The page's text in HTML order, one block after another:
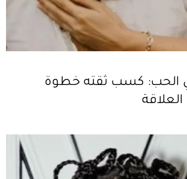
الحب: كسب ثقته خطوة